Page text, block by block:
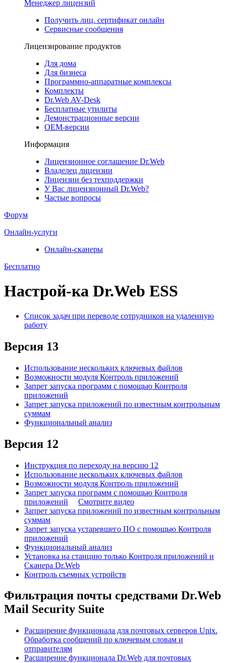
Менеджер лицензий
Получить лиц. сертификат онлайн
Сервисные сообщения
Лицензирование продуктов
Для дома
Для бизнеса
Программно-аппаратные комплексы
Комплекты
Dr.Web AV-Desk
Бесплатные утилиты
Демонстрационные версии
ОЕМ-версии
Информация
Лицензионное соглашение Dr.Web
Владелец лицензии
Лицензии без техподдержки
У Вас лицензионный Dr.Web?
Частые вопросы
Форум
Онлайн-услуги
Онлайн-сканеры
Бесплатно
Настрой-ка Dr.Web ESS
Список задач при переводе сотрудников на удаленную
работу
Версия 13
Использование нескольких ключевых файлов
Возможности модуля Контроль приложений
Запрет запуска программ с помощью Контроля
приложений
Запрет запуска приложений по известным контрольным
суммам
Функциональный анализ
Версия 12
Инструкция по переходу на версию 12
Использование нескольких ключевых файлов
Возможности модуля Контроль приложений
Запрет запуска программ с помощью Контроля
приложений
Смотрите видео
Запрет запуска приложений по известным контрольным
суммам
Запрет запуска устаревшего ПО с помощью Контроля
приложений
Функциональный анализ
Установка на станцию только Контроля приложений и
Сканера Dr.Web
Контроль съемных устройств
Фильтрация почты средствами Dr.Web
Mail Security Suite
Расширение функционала для почтовых серверов Unix.
Обработка сообщений по ключевым словам и
отправителям
Расширение функционала Dr.Web для почтовых